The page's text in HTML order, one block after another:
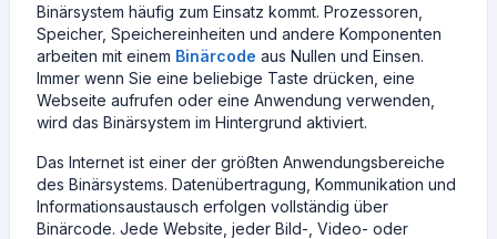
Binärsystem häufig zum Einsatz kommt. Prozessoren,
Speicher, Speichereinheiten und andere Komponenten
arbeiten mit einem Binärcode aus Nullen und Einsen.
Immer wenn Sie eine beliebige Taste drücken, eine
Webseite aufrufen oder eine Anwendung verwenden,
wird das Binärsystem im Hintergrund aktiviert.
Das Internet ist einer der größten Anwendungsbereiche
des Binärsystems. Datenübertragung, Kommunikation und
Informationsaustausch erfolgen vollständig über
Binärcode. Jede Website, jeder Bild-, Video- oder